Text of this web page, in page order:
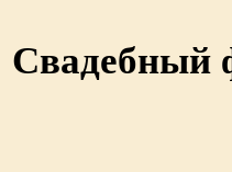
Свадебный